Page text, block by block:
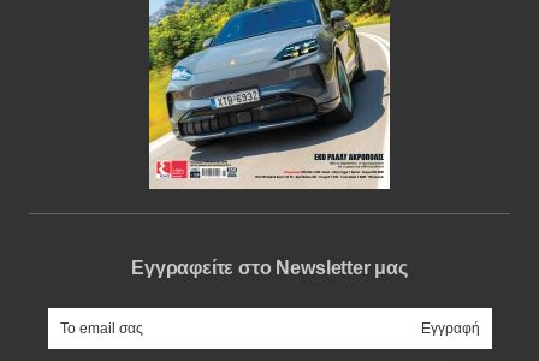
Εγγραφείτε στο Newsletter μας
e-mail